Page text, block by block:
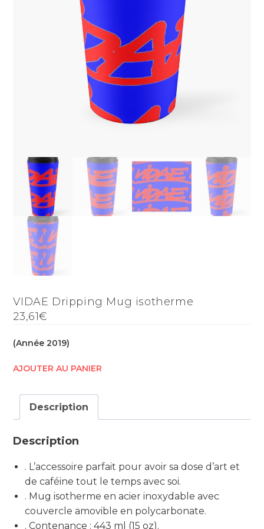
VIDAE Dripping Mug isotherme
23,61€
(Année 2019)
AJOUTER AU PANIER
Description
Description
. L’accessoire parfait pour avoir sa dose d’art et
de caféine tout le temps avec soi.
. Mug isotherme en acier inoxydable avec
couvercle amovible en polycarbonate.
. Contenance : 443 ml (15 oz).